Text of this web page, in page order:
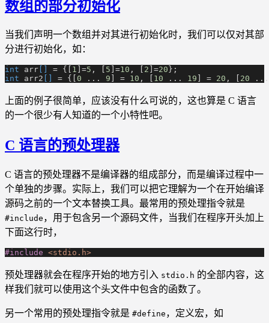
数组的部分初始化
当我们声明一个数组并对其进行初始化时，我们可以仅对其部
分进行初始化，如：
int arr = {[ 1 ]=5 , [ 5 ]=10 , [ 2 ]=20 };
int arr2 = {[ 0 ... 9 ] = 10 , [ 10 ... 19 ] = 20 , [ 20
上面的例子很简单，应该没有什么可说的，这也算是 C 语言
的一个很少有人知道的一个小特性吧。
C 语言的预处理器
C 语言的预处理器不是编译器的组成部分，而是编译过程中一
个单独的步骤。实际上，我们可以把它理解为一个在开始编译
源码之前的一个文本替换工具。最常用的预处理指令就是
#include ，用于包含另一个源码文件，当我们在程序开头加上
下面这行时，
#include <stdio.h>
预处理器就会在程序开始的地方引入 stdio.h 的全部内容，这
样我们就可以使用这个头文件中包含的函数了。
另一个常用的预处理指令就是 #define ，定义宏，如